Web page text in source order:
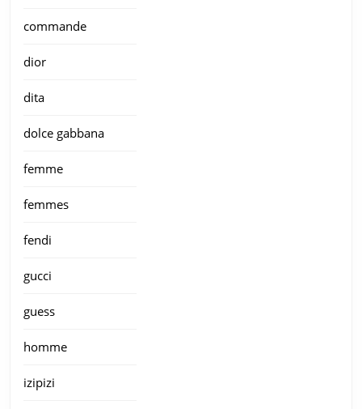
commande
dior
dita
dolce gabbana
femme
femmes
fendi
gucci
guess
homme
izipizi